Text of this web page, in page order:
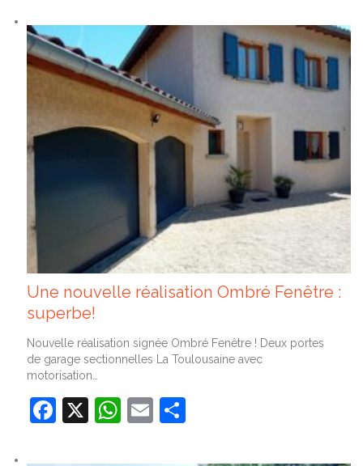
Une nouvelle réalisation Ombré Fenêtre :
superbe!
Nouvelle réalisation signée Ombré Fenêtre ! Deux portes
de garage sectionnelles La Toulousaine avec
motorisation…
Facebook
X WhatsApp
Email